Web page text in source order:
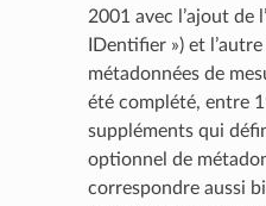
2001 avec l’ajout de
IDentifier ») et
métadonnées de
été complété, entre
suppléments qui
optionnel de
correspondre aussi